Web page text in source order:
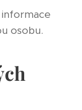
osobu.